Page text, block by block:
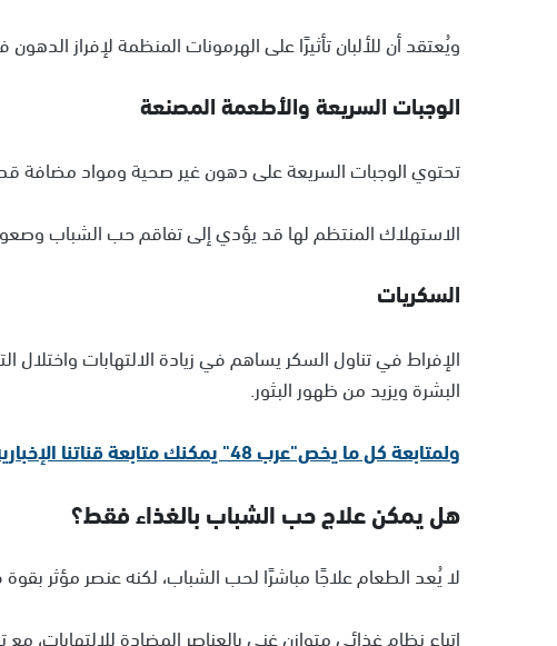
ويُعتقد أن للألبان تأثيرًا على الهرمونات المنظمة لإفراز
الوجبات السريعة والأطعمة المصنعة
تحتوي الوجبات السريعة على دهون غير صحية ومواد مضافة قد
الاستهلاك المنتظم لها قد يؤدي إلى تفاقم حب الشباب
السكريات
الإفراط في تناول السكر يساهم في زيادة الالتهابات
البشرة ويزيد من ظهور البثور.
ولمتابعة كل ما يخص"عرب 48" يمكنك متابعة قناتنا الإخبارية على تلجرام
هل يمكن علاج حب الشباب بالغذاء فقط؟
لا يُعد الطعام علاجًا مباشرًا لحب الشباب، لكنه عنصر مؤثر
اتباع نظام غذائي متوازن غني بالعناصر المضادة